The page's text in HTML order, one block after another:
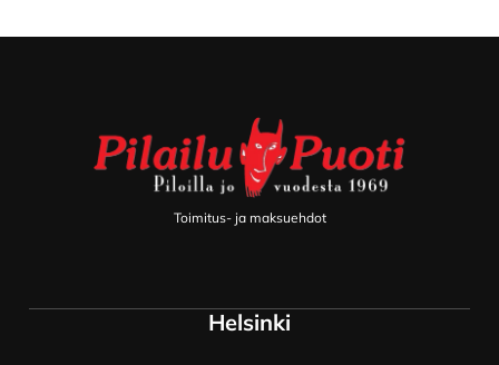
Toimitus- ja maksuehdot
Helsinki